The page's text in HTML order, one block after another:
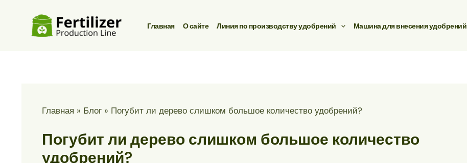
содержанию
Главная О сайте Линия по производству удобрений Машина для внесения удобрений
Главная Блог Погубит ли дерево слишком большое количество удобрений?
Погубит ли дерево слишком большое количество
удобрений?